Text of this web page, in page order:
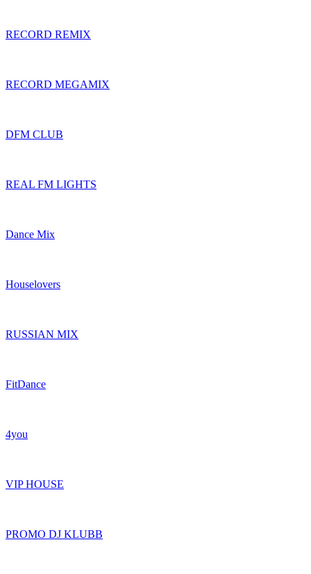
RECORD REMIX
RECORD MEGAMIX
DFM CLUB
REAL FM LIGHTS
Dance Mix
Houselovers
RUSSIAN MIX
FitDance
4you
VIP HOUSE
PROMO DJ KLUBB